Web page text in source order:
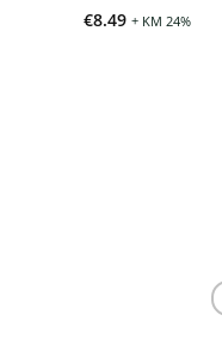
€8.49 + KM 24%